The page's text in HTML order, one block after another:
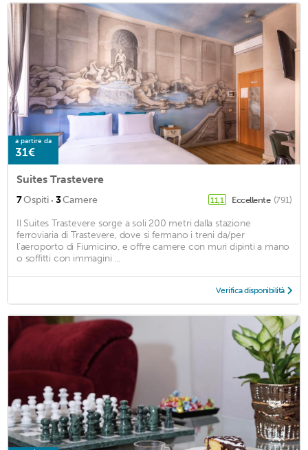
a partire da
31€
Suites Trastevere
7Ospiti · 3Camere 11,1 Eccellente (791)
Il Suites Trastevere sorge a soli 200 metri dalla stazione
ferroviaria di Trastevere, dove si fermano i treni da/per
l'aeroporto di Fiumicino, e offre camere con muri dipinti a mano
o soffitti con immagini ...
Verifica disponibilità